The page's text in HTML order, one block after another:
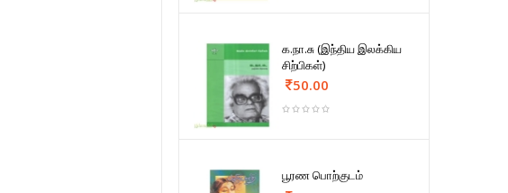
க.நா.சு (இந்திய இலக்கிய
சிற்பிகள்)
50.00
பூரண பொற்குடம்